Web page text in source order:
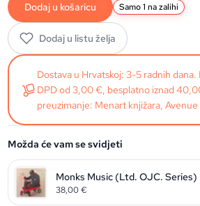
Dodaj u košaricu Samo 1 na zalihi
Dodaj u listu želja
Dostava u Hrvatskoj: 3-5 radnih
DPD od 3,00 €, besplatno iznad
preuzimanje: Menart knjižara,
Možda će vam se svidjeti
Monks Music (Ltd. OJC. Series)
38,00€